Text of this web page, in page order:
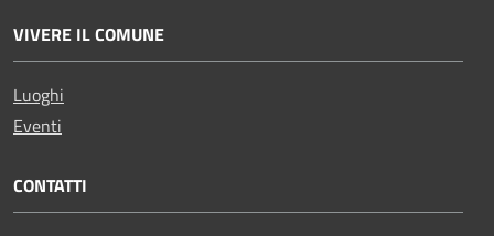
VIVERE IL COMUNE
Luoghi
Eventi
CONTATTI